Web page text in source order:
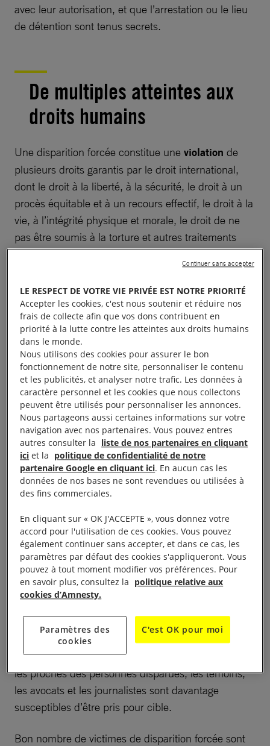
avec leur autorisation, et que l’arrestation ou le lieu
de détention sont tenus secrets.
De multiples atteintes aux
droits humains
Une disparition forcée constitue une violation de
plusieurs droits garantis par le droit international,
dont le droit à la liberté, à la sécurité, le droit à un
procès équitable et à un recours effectif, le droit à la
vie, à l’intégrité physique et morale, le droit de ne
pas être soumis à la torture et autres traitements
cruels, inhumains ou dégradants.
Les conséquences physiques et psychologiques
d’une disparation forcée sont extrêmement graves.
Les victimes, soustraites à la protection de la loi et
doncprivées de leurs droits fondamentaux , se
retrouvent à la merci de leurs ravisseurs et voient
leur existence constamment menacée.
La famille, quant à elle, vit dans une anxiété
permanente, ignorant tout de la situation de leur
proche pendant parfois des années. Les personnes
qui se lancent dans la recherche de leurs proches
risquent par ailleurs d’être exposées à la violence et
de multiples atteintes à leurs droits.
Un outil de répression
Les disparitions forcées sont une pratique qui
contribuent à instaurer un véritable
au sein d’une société : elles servent d’outil de
répressionpolitique qui vise à faire taire les voix
dissidentes. Les défenseur·es des droits humains,
les proches des personnes disparues, les témoins,
les avocats et les journalistes sont davantage
susceptibles d’être pris pour cible.
Bon nombre de victimes de disparition forcée sont
LE RESPECT DE VOTRE VIE PRIVÉE EST NOTRE PRIORITÉ
Accepter les cookies, c'est nous soutenir et réduire nos
frais de collecte afin que vos dons contribuent en
priorité à la lutte contre les atteintes aux droits humains
dans le monde.
Nous utilisons des cookies pour assurer le bon
fonctionnement de notre site, personnaliser le contenu
et les publicités, et analyser notre trafic. Les données à
caractère personnel et les cookies que nous collectons
peuvent être utilisés pour personnaliser les annonces.
Nous partageons aussi certaines informations sur votre
navigation avec nos partenaires. Vous pouvez entres
autres consulter la liste de nos partenaires en cliquant
ici et la politique de confidentialité de notre
partenaire Google en cliquant ici. En aucun cas les
données de nos bases ne sont revendues ou utilisées à
des fins commerciales.
En cliquant sur « OK J'ACCEPTE », vous donnez votre
accord pour l'utilisation de ces cookies. Vous pouvez
également continuer sans accepter, et dans ce cas, les
paramètres par défaut des cookies s'appliqueront. Vous
pouvez à tout moment modifier vos préférences. Pour
en savoir plus, consultez la politique relative aux
cookies d’Amnesty.
Paramètres des
cookies
C'est OK pour moi
Continuer sans accepter